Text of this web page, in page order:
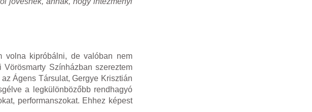
volna kipróbálni, de valóban nem
Színházban szereztem
Ágens Társulat, Gergye Krisztián
a legkülönbözőbb rendhagyó
performanszokat. Ehhez képest